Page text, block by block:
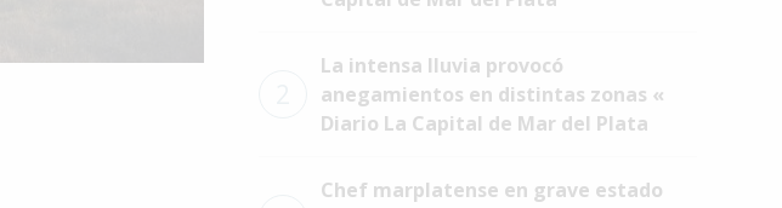
La intensa lluvia provocó
anegamientos en distintas zonas «
Diario La Capital de Mar del Plata
Chef marplatense en grave estado